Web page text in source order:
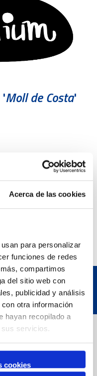
Acerca de las cookies
para personalizar
funciones de redes
compartimos
del sitio web con
publicidad y análisis
otra información
hayan recopilado a
servicios.
cookies
'Moll de Costa'